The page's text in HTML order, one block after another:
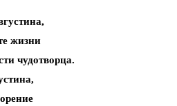
жизни
чудотворца.